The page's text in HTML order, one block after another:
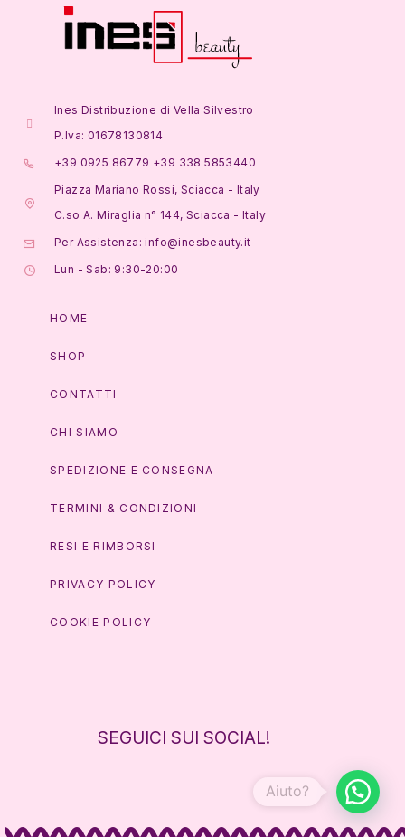
Ines Distribuzione di Vella Silvestro
P.Iva: 01678130814
+39 0925 86779 +39 338 5853440
Piazza Mariano Rossi, Sciacca - Italy
C.so A. Miraglia n° 144, Sciacca - Italy
Per Assistenza: info@inesbeauty.it
Lun - Sab: 9:30-20:00
HOME
SHOP
CONTATTI
CHI SIAMO
SPEDIZIONE E CONSEGNA
TERMINI & CONDIZIONI
RESI E RIMBORSI
PRIVACY POLICY
COOKIE POLICY
SEGUICI SUI SOCIAL!
Aiuto?